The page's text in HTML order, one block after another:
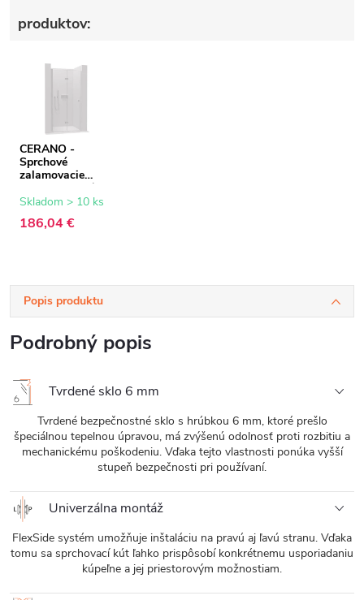
produktov:
CERANO -
Sprchové
zalamovacie
dvere Volpe L/P -
6 mm - chróm,
sklo - 70x190 cm
Skladom > 10 ks
186,04 €
Popis produktu
Podrobný popis
Tvrdené sklo 6 mm
Tvrdené bezpečnostné sklo s hrúbkou 6 mm, ktoré prešlo
špeciálnou tepelnou úpravou, má zvýšenú odolnosť proti rozbitiu a
mechanickému poškodeniu. Vďaka tejto vlastnosti ponúka vyšší
stupeň bezpečnosti pri používaní.
Univerzálna montáž
FlexSide systém umožňuje inštaláciu na pravú aj ľavú stranu. Vďaka
tomu sa sprchovací kút ľahko prispôsobí konkrétnemu usporiadaniu
kúpeľne a jej priestorovým možnostiam.